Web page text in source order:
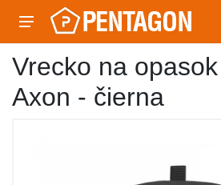
Vrecko na
Axon - čierna